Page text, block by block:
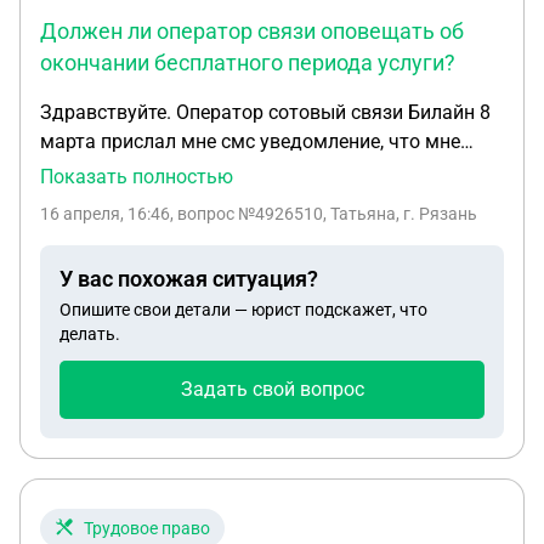
Должен ли оператор связи оповещать об
окончании бесплатного периода услуги?
Здравствуйте. Оператор сотовый связи Билайн 8
марта прислал мне смс уведомление, что мне
подключена бесплатная услуга безлимитный
оператора также поступали, но всегда приходили
срока действия бесплатного интернета. В этот раз
смс оповещения не было, оператор начал
списывать деньги за выход в интернет начиная с
получила смс, что баланс менее 30 рублей. На
она списана. Подскажите, пожалуйста, должен ли
периода услуги?(Билайн утверждает, что не
Показать полностью
16 апреля, 16:46, вопрос №4926510, Татьяна, г. Рязань
У вас похожая ситуация?
Опишите свои детали — юрист подскажет, что
делать.
Задать свой вопрос
Трудовое право